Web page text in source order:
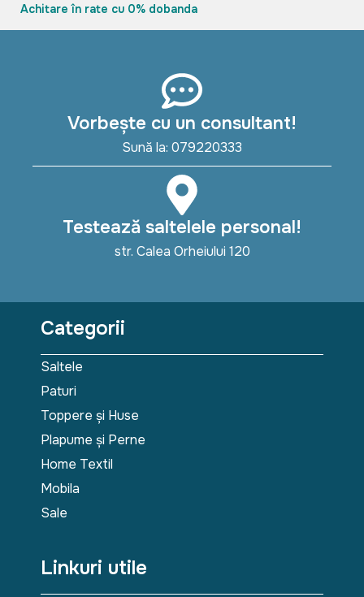
Achitare în rate cu 0% dobanda
Vorbește cu un consultant!
Sună la: 079220333
Testează saltelele personal!
str. Calea Orheiului 120
Categorii
Saltele
Paturi
Toppere și Huse
Plapume și Perne
Home Textil
Mobila
Sale
Linkuri utile